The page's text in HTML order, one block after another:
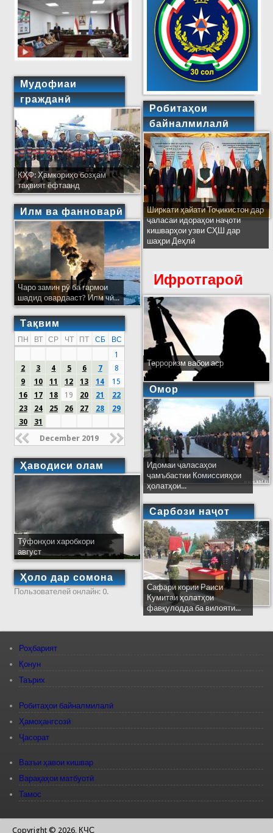
Мудофиаи
гражданӣ
КҲФ: Ҳамкориҳо бозҳам
тақвият ёфтаанд
Илм ва фанноварӣ
Чаро замин рӯ ба гармои
шадид овардааст? Илм чӣ...
Тақвим
ПН ВТ СР ЧТ ПТ СБ
ВС
1
2
3 4 5 6 7
8
9
10 11 12 13 14
15
16
17 18 19 20 21
22
23
24 25 26 27 28
29
30
31
December 2019
Ҳаводиси олам
Тӯфонҳои харобкори
август
Ҳоло дар сомона
Пользователей онлайн: 0.
Робитаҳои
байналмилалӣ
Ширкати ҳайати Тоҷикистон дар
ҷаласаи идораҳои наҷоти
кишварҳои узви СҲШ дар
шаҳри Деҳлӣ
Ифротгароӣ
Терроризм вабои аср
Омор
Идомаи ҷаласаҳои
ҷамъбастии Комиссияҳои
ҳолатҳои...
Сарбози наҷот
Сафари кории Раиси
Кумитаи ҳолатҳои
фавқулодда ба вилояти...
Роҳбарият
Қонун
Таърих
Робитаҳои байналмилалӣ
Ҳамоҳангсозӣ
Ҷасорат
Вазъи ҳавои кишвар
Варақаҳои матбуотӣ
Тамос
Copyright © 2026, КЧС